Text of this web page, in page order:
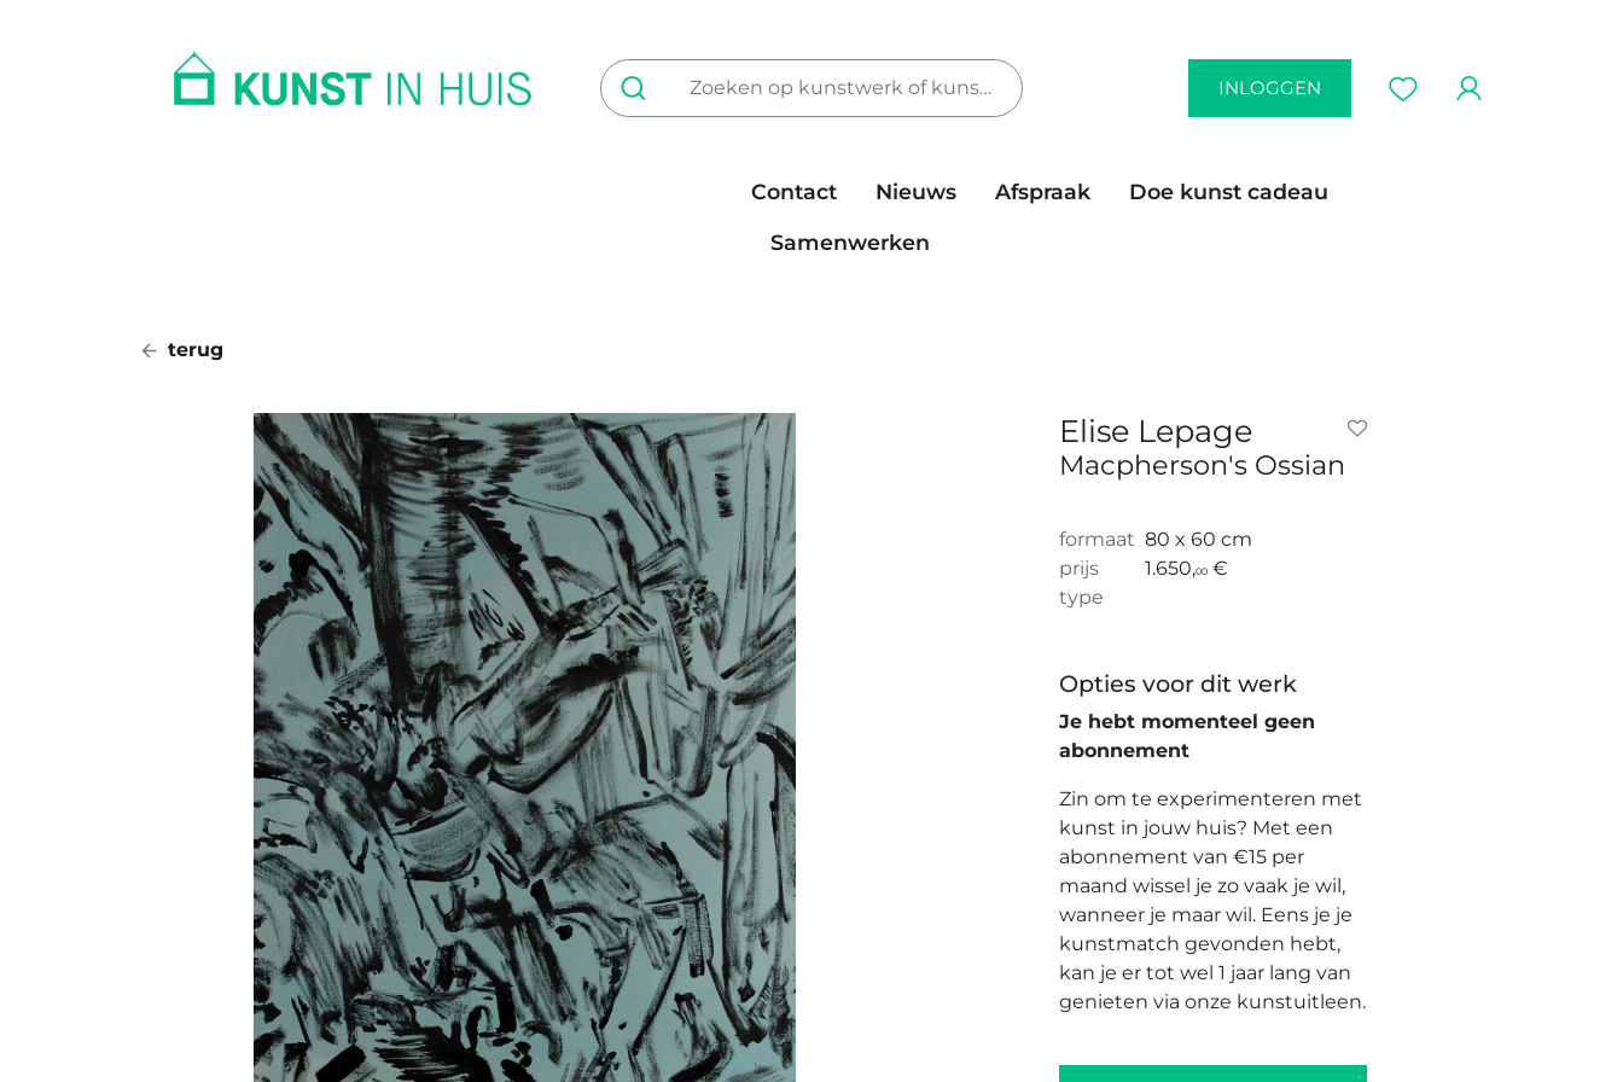
INLOGGEN
Contact Nieuws Afspraak
Doe kunst cadeau
Samenwerken
terug
Elise Lepage
Macpherson's Ossian
formaat 80 x 60 cm
prijs
1.650,00 €
type
Opties voor dit werk
Je hebt momenteel geen
abonnement
Zin om te experimenteren met
kunst in jouw huis? Met een
abonnement van €15 per
maand wissel je zo vaak je wil,
wanneer je maar wil. Eens je je
kunstmatch gevonden hebt,
kan je er tot wel 1 jaar lang van
genieten via onze kunstuitleen.